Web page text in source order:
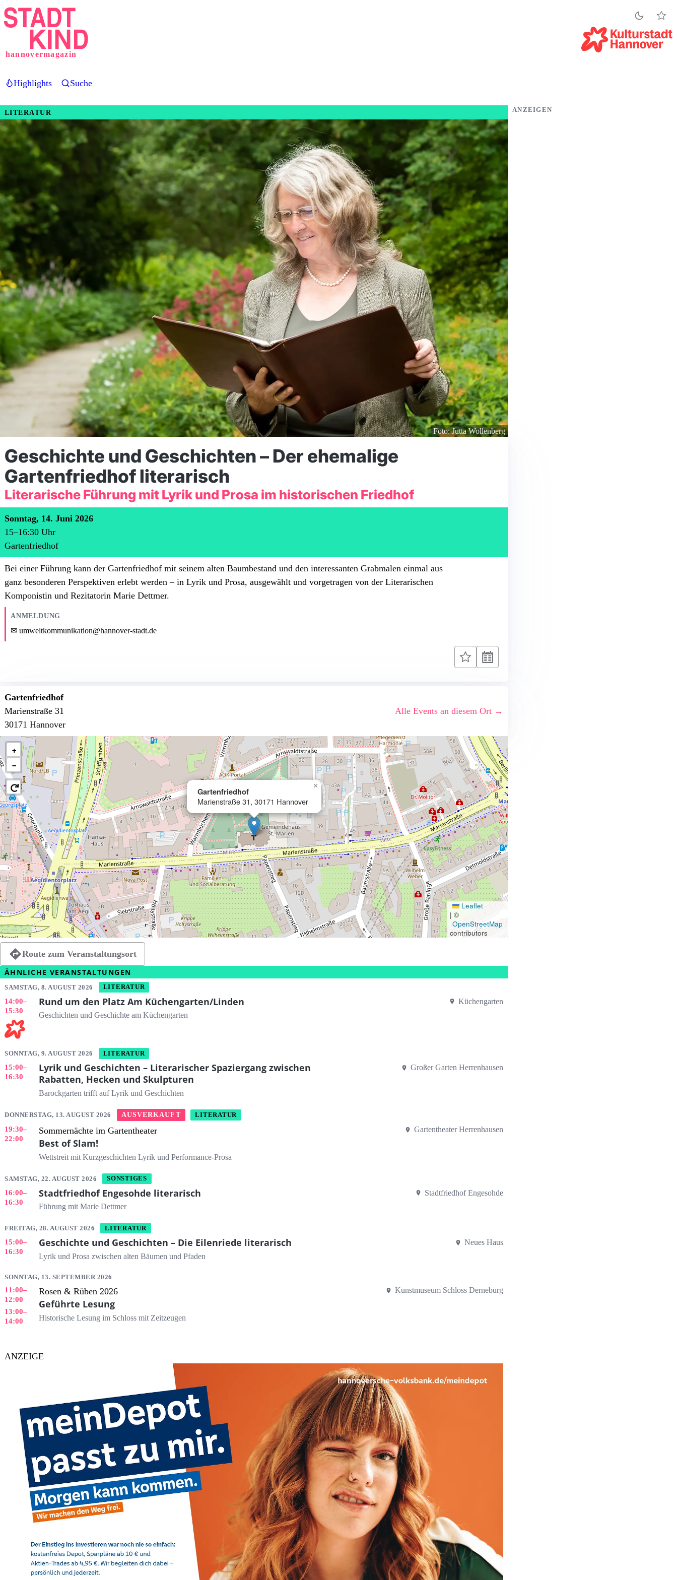
Direkt
zum
hannovermagazin
Highlights Suche
LITERATUR
Foto: Jutta Wollenberg
Geschichte und Geschichten – Der ehemalige
Gartenfriedhof literarisch
Literarische Führung mit Lyrik und Prosa im historischen Friedhof
Sonntag, 14. Juni 2026
15–16:30 Uhr
Gartenfriedhof
Bei einer Führung kann der Gartenfriedhof mit seinem alten Baumbestand und den interessanten Grabmalen einmal aus
ganz besonderen Perspektiven erlebt werden – in Lyrik und Prosa, ausgewählt und vorgetragen von der Literarischen
Komponistin und Rezitatorin Marie Dettmer.
ANMELDUNG
umweltkommunikation@hannover-stadt.de
Gartenfriedhof
Marienstraße 31
30171 Hannover
Alle Events an diesem Ort →
Gartenfriedhof
Marienstraße 31, 30171 Hannover
×
+
−
Leaflet
| ©
OpenStreetMap
contributors
Route zum Veranstaltungsort
ÄHNLICHE VERANSTALTUNGEN
SAMSTAG, 8. AUGUST 2026 LITERATUR
14:00–
15:30
Rund um den Platz Am Küchengarten/Linden
Geschichten und Geschichte am Küchengarten
Küchengarten
SONNTAG, 9. AUGUST 2026 LITERATUR
15:00–
16:30
Lyrik und Geschichten – Literarischer Spaziergang zwischen
Rabatten, Hecken und Skulpturen
Barockgarten trifft auf Lyrik und Geschichten
Großer Garten Herrenhausen
DONNERSTAG, 13. AUGUST 2026 AUSVERKAUFT LITERATUR
19:30–
22:00
Sommernächte im Gartentheater
Best of Slam!
Wettstreit mit Kurzgeschichten Lyrik und Performance-Prosa
Gartentheater Herrenhausen
SAMSTAG, 22. AUGUST 2026 SONSTIGES
16:00–
16:30
Stadtfriedhof Engesohde literarisch
Führung mit Marie Dettmer
Stadtfriedhof Engesohde
FREITAG, 28. AUGUST 2026 LITERATUR
15:00–
16:30
Geschichte und Geschichten – Die Eilenriede literarisch
Lyrik und Prosa zwischen alten Bäumen und Pfaden
Neues Haus
SONNTAG, 13. SEPTEMBER 2026
11:00–
12:00
13:00–
14:00
Rosen & Rüben 2026
Geführte Lesung
Historische Lesung im Schloss mit Zeitzeugen
Kunstmuseum Schloss Derneburg
ANZEIGE
ANZEIGEN